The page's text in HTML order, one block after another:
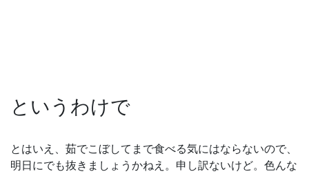
というわけで
とはいえ、茹でこぼしてまで食べる気にはならないので、
明日にでも抜きましょうかねえ。申し訳ないけど。色んな